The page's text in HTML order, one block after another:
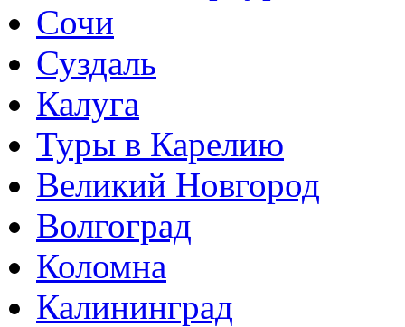
Сочи
Суздаль
Калуга
Туры в Карелию
Великий Новгород
Волгоград
Коломна
Калининград